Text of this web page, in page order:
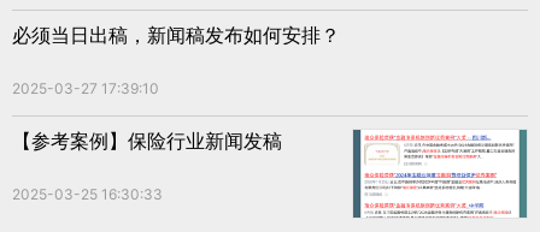
必须当日出稿，新闻稿发布如何安排？
2025-03-27 17:39:10
【参考案例】保险行业新闻发稿
2025-03-25 16:30:33